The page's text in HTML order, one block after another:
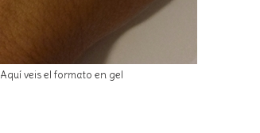
Aquí veis el formato en gel